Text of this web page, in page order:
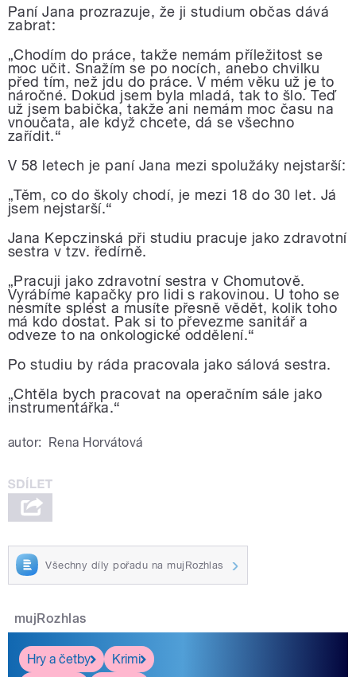
Paní Jana prozrazuje, že ji studium občas dává
zabrat:
„Chodím do práce, takže nemám příležitost se
moc učit. Snažím se po nocích, anebo chvilku
před tím, než jdu do práce. V mém věku už je to
náročné. Dokud jsem byla mladá, tak to šlo. Teď
už jsem babička, takže ani nemám moc času na
vnoučata, ale když chcete, dá se všechno
zařídit.“
V 58 letech je paní Jana mezi spolužáky nejstarší:
„Těm, co do školy chodí, je mezi 18 do 30 let. Já
jsem nejstarší.“
Jana Kepczinská při studiu pracuje jako zdravotní
sestra v tzv. ředírně.
„Pracuji jako zdravotní sestra v Chomutově.
Vyrábíme kapačky pro lidi s rakovinou. U toho se
nesmíte splést a musíte přesně vědět, kolik toho
má kdo dostat. Pak si to převezme sanitář a
odveze to na onkologické oddělení.“
Po studiu by ráda pracovala jako sálová sestra.
„Chtěla bych pracovat na operačním sále jako
instrumentářka.“
autor: Rena Horvátová
Všechny díly pořadu na mujRozhlas
mujRozhlas
Hry a četby Krimi